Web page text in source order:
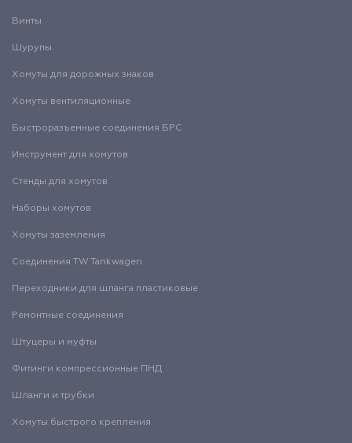
Винты
Шурупы
Хомуты для дорожных знаков
Хомуты вентиляционные
Быстроразъемные соединения БРС
Инструмент для хомутов
Стенды для хомутов
Наборы хомутов
Хомуты заземления
Соединения TW Tankwagen
Переходники для шланга пластиковые
Ремонтные соединения
Штуцеры и муфты
Фитинги компрессионные ПНД
Шланги и трубки
Хомуты быстрого крепления